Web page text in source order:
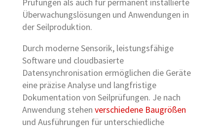
Überwachungslösungen und Anwendungen in
der Seilproduktion.
Durch moderne Sensorik, leistungsfähige
Software und cloudbasierte
Datensynchronisation ermöglichen die Geräte
eine präzise Analyse und langfristige
Dokumentation von Seilprüfungen. Je nach
Anwendung stehen verschiedene Baugrößen
und Ausführungen für unterschiedliche